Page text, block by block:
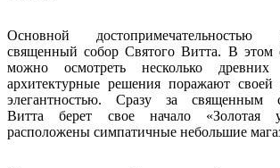
Основной достопримечательностью
священный собор Святого Витта. В этом
можно осмотреть несколько
архитектурные решения поражают
элегантностью. Сразу за священным
Витта берет свое начало
расположены симпатичные небольшие